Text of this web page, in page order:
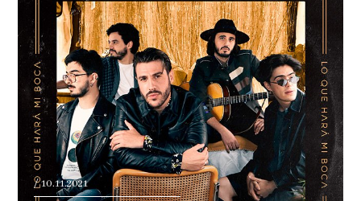
/ 10.11.2021